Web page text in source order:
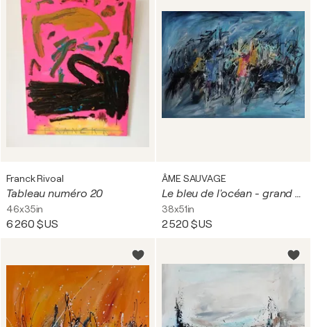
Franck Rivoal
Tableau numéro 20
46x35in
6 260 $US
ÂME SAUVAGE
Le bleu de l'océan - grand tableau bleu moderne
38x51in
2 520 $US